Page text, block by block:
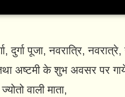
दुर्गा पूजा, नवरात्रि,
तथा अष्टमी के शुभ अवसर पर
वाली माता,